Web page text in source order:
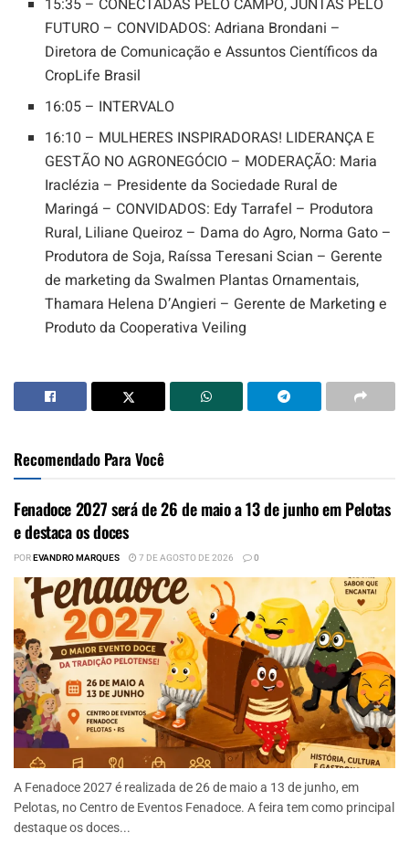
15:35 – CONECTADAS PELO CAMPO, JUNTAS PELO
FUTURO – CONVIDADOS: Adriana Brondani –
Diretora de Comunicação e Assuntos Científicos da
CropLife Brasil
16:05 – INTERVALO
16:10 – MULHERES INSPIRADORAS! LIDERANÇA E
GESTÃO NO AGRONEGÓCIO – MODERAÇÃO: Maria
Iraclézia – Presidente da Sociedade Rural de
Maringá – CONVIDADOS: Edy Tarrafel – Produtora
Rural, Liliane Queiroz – Dama do Agro, Norma Gato –
Produtora de Soja, Raíssa Teresani Scian – Gerente
de marketing da Swalmen Plantas Ornamentais,
Thamara Helena D’Angieri – Gerente de Marketing e
Produto da Cooperativa Veiling
Recomendado Para Você
Fenadoce 2027 será de 26 de maio a 13 de junho em Pelotas
e destaca os doces
POREVANDRO MARQUES 7 DE AGOSTO DE 2026 0
A Fenadoce 2027 é realizada de 26 de maio a 13 de junho, em
Pelotas, no Centro de Eventos Fenadoce. A feira tem como principal
destaque os doces...